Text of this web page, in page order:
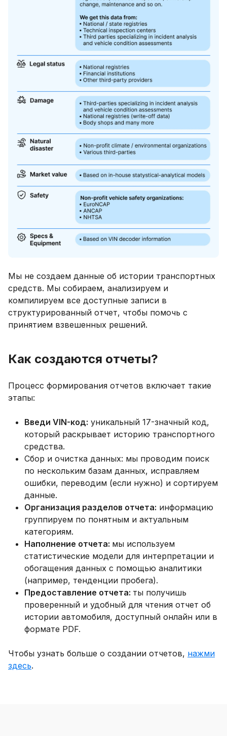
Мы не создаем данные об истории транспортных
средств. Мы собираем, анализируем и
компилируем все доступные записи в
структурированный отчет, чтобы помочь с
принятием взвешенных решений.
Как создаются отчеты?
Процесс формирования отчетов включает такие
этапы:
Введи VIN-код: уникальный 17-значный код,
который раскрывает историю транспортного
средства.
Сбор и очистка данных: мы проводим поиск
по нескольким базам данных, исправляем
ошибки, переводим (если нужно) и сортируем
данные.
Организация разделов отчета: информацию
группируем по понятным и актуальным
категориям.
Наполнение отчета: мы используем
статистические модели для интерпретации и
обогащения данных с помощью аналитики
(например, тенденции пробега).
Предоставление отчета: ты получишь
проверенный и удобный для чтения отчет об
истории автомобиля, доступный онлайн или в
формате PDF.
Чтобы узнать больше о создании отчетов, нажми
здесь.